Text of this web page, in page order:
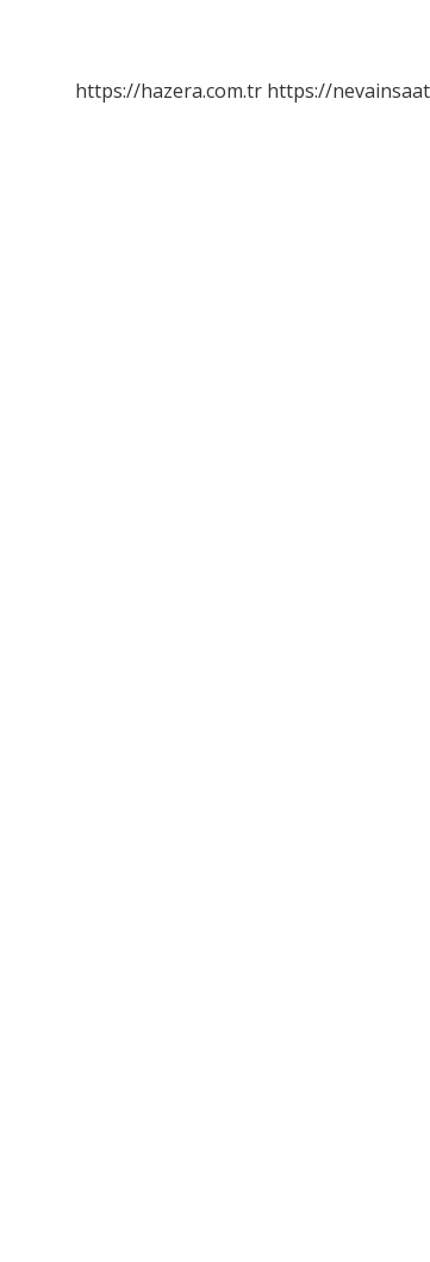
https://hazera.com.tr https://